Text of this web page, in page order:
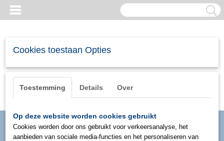
Cookies toestaan Opties
Toestemming Details Over
Op deze website worden cookies gebruikt
Cookies worden door ons gebruikt voor verkeersanalyse, het
aanbieden van sociale media-functies en het personaliseren van